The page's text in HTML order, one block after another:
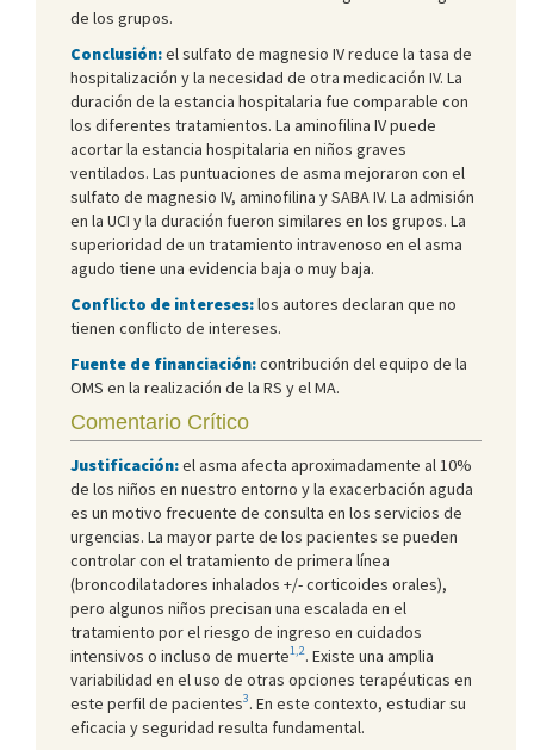
de los grupos.
Conclusión:el sulfato de magnesio IV reduce la tasa de
hospitalización y la necesidad de otra medicación IV. La
duración de la estancia hospitalaria fue comparable con
los diferentes tratamientos. La aminofilina IV puede
acortar la estancia hospitalaria en niños graves
ventilados. Las puntuaciones de asma mejoraron con el
sulfato de magnesio IV, aminofilina y SABA IV. La admisión
en la UCI y la duración fueron similares en los grupos. La
superioridad de un tratamiento intravenoso en el asma
agudo tiene una evidencia baja o muy baja.
Conflicto de intereses:los autores declaran que no
tienen conflicto de intereses.
Fuente de financiación:contribución del equipo de la
OMS en la realización de la RS y el MA.
Comentario Crítico
Justificación:el asma afecta aproximadamente al 10%
de los niños en nuestro entorno y la exacerbación aguda
es un motivo frecuente de consulta en los servicios de
urgencias. La mayor parte de los pacientes se pueden
controlar con el tratamiento de primera línea
(broncodilatadores inhalados +/- corticoides orales),
pero algunos niños precisan una escalada en el
tratamiento por el riesgo de ingreso en cuidados
intensivos o incluso de muerte1,2. Existe una amplia
variabilidad en el uso de otras opciones terapéuticas en
este perfil de pacientes3. En este contexto, estudiar su
eficacia y seguridad resulta fundamental.